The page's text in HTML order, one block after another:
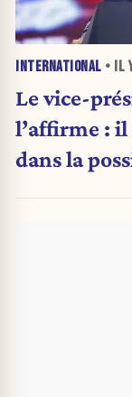
INTERNATIONAL • IL
Le vice-
l’affirme : il
dans la